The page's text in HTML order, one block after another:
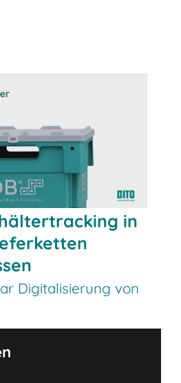
sichern
in
Digitalisierung von